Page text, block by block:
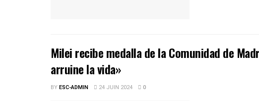
Milei recibe medalla de la Comunidad de
arruine la vida»
BYESC-ADMIN 24 JUIN 2024 0